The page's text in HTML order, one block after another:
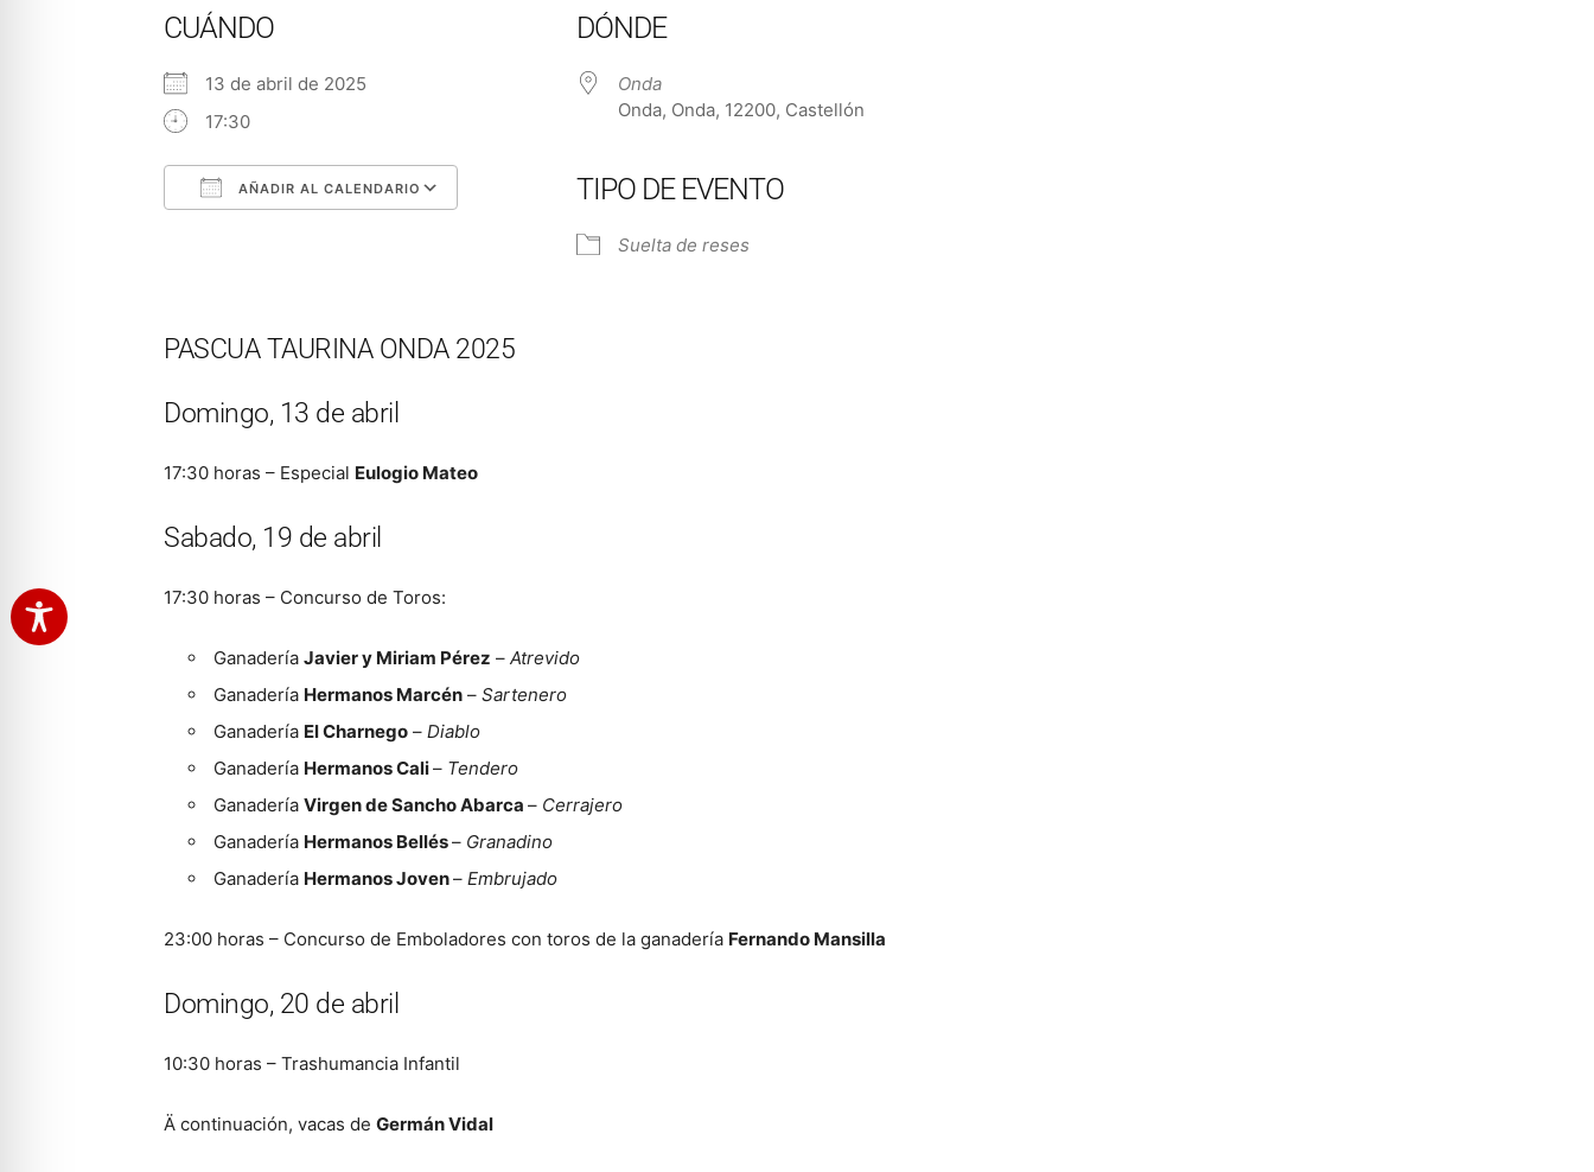
CUÁNDO
13 de abril de 2025
17:30
AÑADIR AL CALENDARIO
Google Calendar
DÓNDE
Onda
Onda, Onda, 12200, Castellón
TIPO DE EVENTO
Suelta de reses
PASCUA TAURINA ONDA 2025
Domingo, 13 de abril
17:30 horas – Especial Eulogio Mateo
Sabado, 19 de abril
17:30 horas – Concurso de Toros:
Ganadería Javier y Miriam Pérez – Atrevido
Ganadería Hermanos Marcén – Sartenero
Ganadería El Charnego – Diablo
Ganadería Hermanos Cali– Tendero
Ganadería Virgen de Sancho Abarca – Cerrajero
Ganadería Hermanos Bellés– Granadino
Ganadería Hermanos Joven– Embrujado
23:00 horas – Concurso de Emboladores con toros de la ganadería Fernando Mansilla
Domingo, 20 de abril
10:30 horas – Trashumancia Infantil
Ä continuación, vacas de Germán Vidal